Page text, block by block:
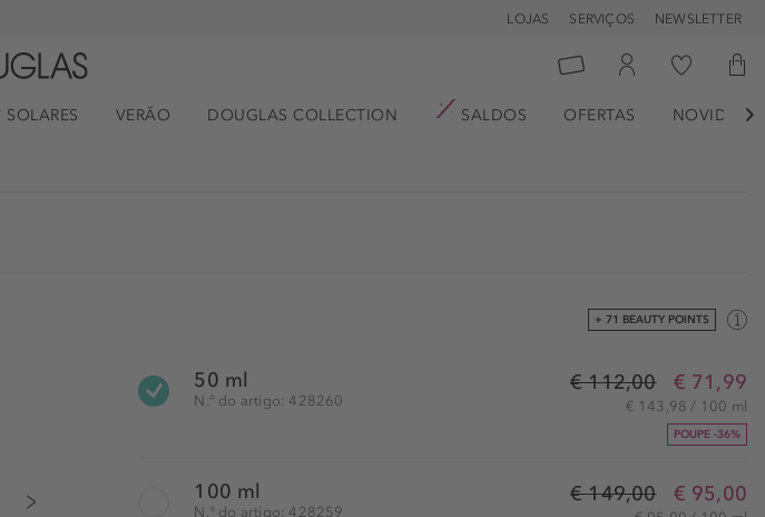
LOJAS SERVIÇOS NEWSLETTER
SOLARES VERÃO DOUGLAS COLLECTION SALDOS OFERTAS 
+ 71 BEAUTY POINTS
50 ml
N.° do artigo: 428260
€ 112,00 € 71,99
€ 143,98 / 100 ml
POUPE -36%
100 ml
N.° do artigo: 428259
€ 149,00 € 95,00